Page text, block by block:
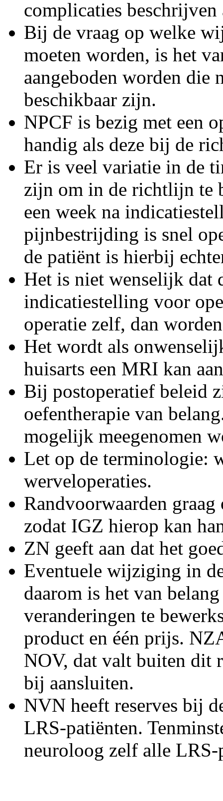
complicaties
Bij de vraag op welke
moeten worden, is het
aangeboden worden die
beschikbaar zijn.
NPCF is bezig met een
handig als deze bij de
Er is veel variatie in de
zijn om in de richtlijn te
een week na
pijnbestrijding is snel
de patiënt is hierbij
Het is niet wenselijk dat
indicatiestelling voor
operatie zelf, dan
Het wordt als
huisarts een MRI kan
Bij postoperatief beleid
oefentherapie van
mogelijk meegenomen
Let op de terminologie:
werveloperaties.
Randvoorwaarden
zodat IGZ hierop kan
ZN geeft aan dat het
Eventuele wijziging in
daarom is het van
veranderingen te
product en één prijs.
NOV, dat valt buiten dit
bij aansluiten.
NVN heeft reserves bij
LRS-patiënten.
neuroloog zelf alle LRS-